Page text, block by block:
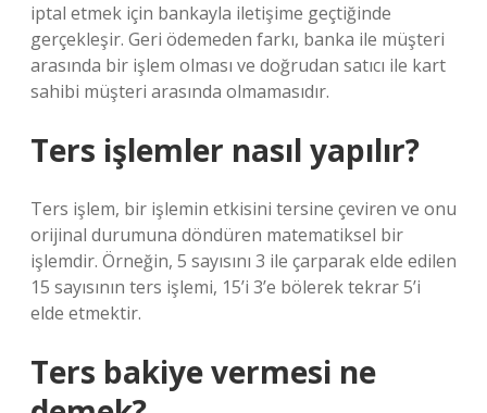
iptal etmek için bankayla iletişime geçtiğinde
gerçekleşir. Geri ödemeden farkı, banka ile müşteri
arasında bir işlem olması ve doğrudan satıcı ile kart
sahibi müşteri arasında olmamasıdır.
Ters işlemler nasıl yapılır?
Ters işlem, bir işlemin etkisini tersine çeviren ve onu
orijinal durumuna döndüren matematiksel bir
işlemdir. Örneğin, 5 sayısını 3 ile çarparak elde edilen
15 sayısının ters işlemi, 15’i 3’e bölerek tekrar 5’i
elde etmektir.
Ters bakiye vermesi ne